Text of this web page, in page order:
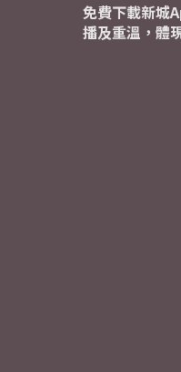
免費下載新城
播及重溫，體